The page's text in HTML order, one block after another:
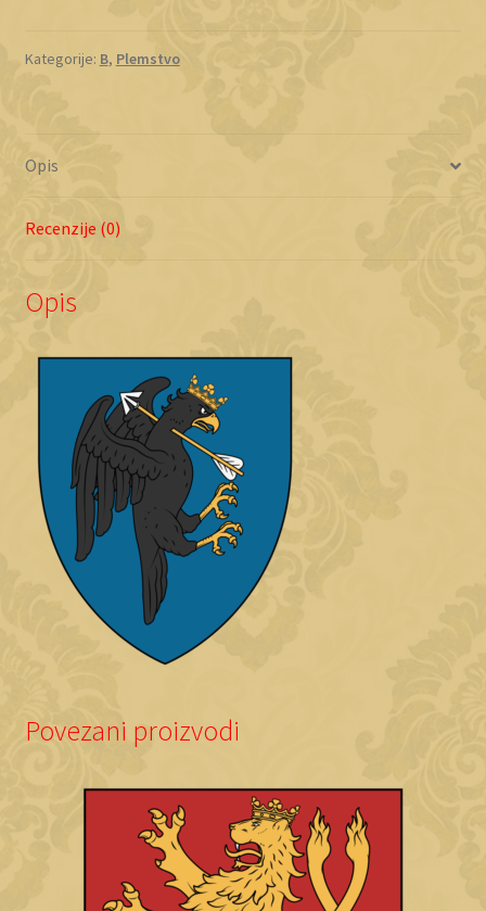
Kategorije: B, Plemstvo
Opis
Recenzije (0)
Opis
Povezani proizvodi